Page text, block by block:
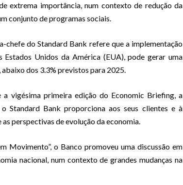
extrema importância, num contexto de redução da
conjunto de programas sociais.
chefe do Standard Bank refere que a implementação
Unidos da América (EUA), pode gerar uma
dos 3.3% previstos para 2025.
a vigésima primeira edição do Economic Briefing, a
Standard Bank proporciona aos seus clientes e à
perspectivas de evolução da economia.
Movimento”, o Banco promoveu uma discussão em
nacional, num contexto de grandes mudanças na